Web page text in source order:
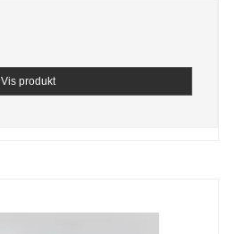
Vis produkt